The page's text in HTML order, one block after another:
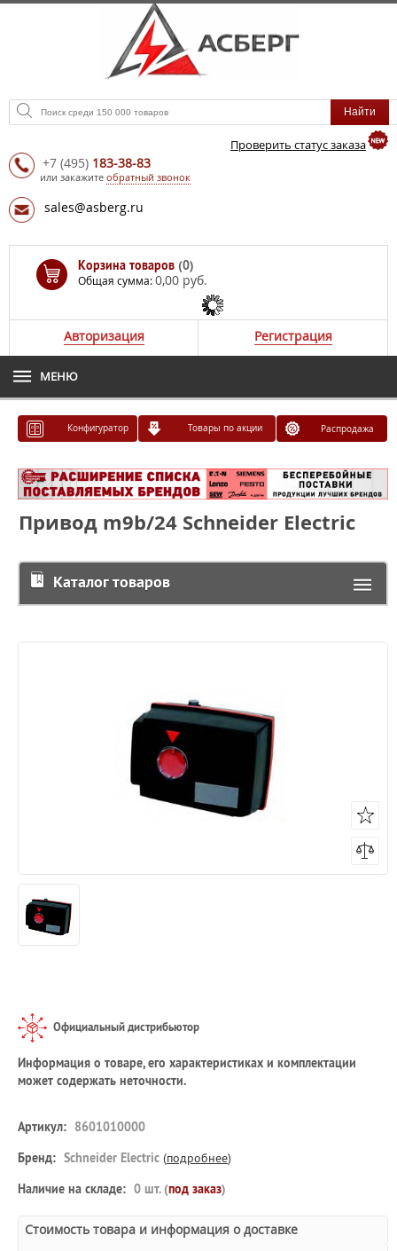
Проверить статус заказа
+7 (495) 183-38-83
или закажите обратный звонок
sales@asberg.ru
Корзина товаров (0)
Общая сумма:0,00 руб.
Авторизация Регистрация
МЕНЮ
Конфигуратор Товары по акции Распродажа
Привод m9b/24 Schneider Electric
Каталог товаров
Официальный дистрибьютор
Информация о товаре, его характеристиках и комплектации
может содержать неточности.
Артикул: 8601010000
Бренд: Schneider Electric (подробнее)
Наличие на складе: 0 шт. (под заказ)
Стоимость товара и информация о доставке